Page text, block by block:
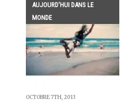
AUJOURD'HUI DANS LE
MONDE
OCTOBRE 7TH, 2013